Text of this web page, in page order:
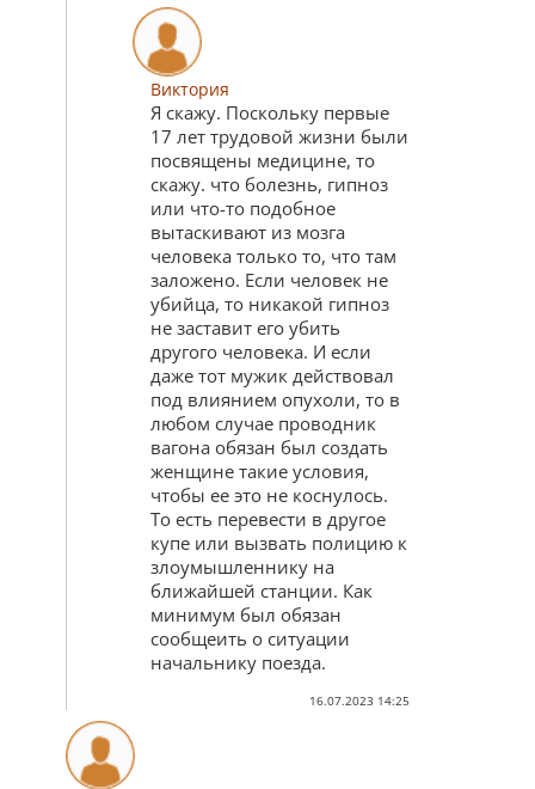
Виктория
Я скажу. Поскольку первые
17 лет трудовой жизни были
посвящены медицине, то
скажу. что болезнь, гипноз
или что-то подобное
вытаскивают из мозга
человека только то, что там
заложено. Если человек не
убийца, то никакой гипноз
не заставит его убить
другого человека. И если
даже тот мужик действовал
под влиянием опухоли, то в
любом случае проводник
вагона обязан был создать
женщине такие условия,
чтобы ее это не коснулось.
То есть перевести в другое
купе или вызвать полицию к
злоумышленнику на
ближайшей станции. Как
минимум был обязан
сообщеить о ситуации
начальнику поезда.
16.07.2023 14:25